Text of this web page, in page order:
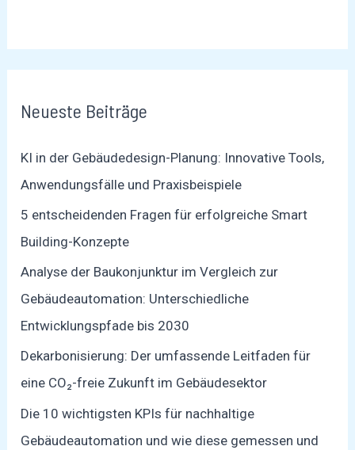
Neueste Beiträge
KI in der Gebäudedesign-Planung: Innovative Tools,
Anwendungsfälle und Praxisbeispiele
5 entscheidenden Fragen für erfolgreiche Smart
Building-Konzepte
Analyse der Baukonjunktur im Vergleich zur
Gebäudeautomation: Unterschiedliche
Entwicklungspfade bis 2030
Dekarbonisierung: Der umfassende Leitfaden für
eine CO₂-freie Zukunft im Gebäudesektor
Die 10 wichtigsten KPIs für nachhaltige
Gebäudeautomation und wie diese gemessen und